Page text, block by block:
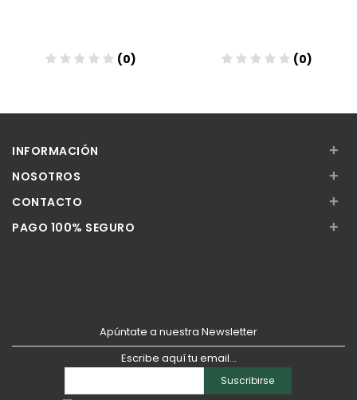
(0) (0)
INFORMACIÓN +
NOSOTROS +
CONTACTO +
PAGO 100% SEGURO +
Apúntate a nuestra Newsletter
Escribe aquí tu email...
Suscribirse